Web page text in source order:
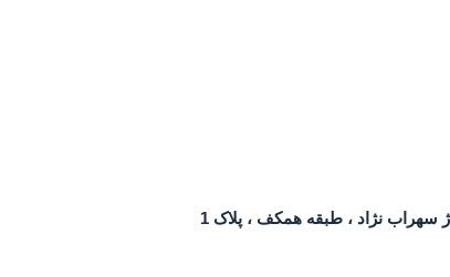
سهراب نژاد ، طبقه همکف ، پلاک 1